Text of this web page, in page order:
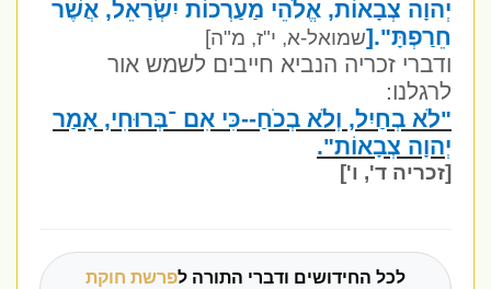
יְהוָה צְבָאוֹת, אֱלֹהֵי מַעַרְכוֹת יִשְׂרָאֵל, אֲשֶׁר
חֵרַפְתָּ".[שמואל-א, י"ז, מ"ה]
ודברי זכריה הנביא חייבים לשמש אור
לרגלנו:
"לֹא בְחַיִל, וְלֹא בְכֹחַ--כִּי אִם ־בְּרוּחִי, אָמַר
יְהוָה צְבָאוֹת".
[זכריה ד', ו']
לכל החידושים ודברי התורה לפרשת חוקת